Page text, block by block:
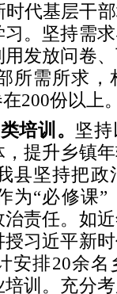
代基层干
。坚持需
发放问卷
所需所求，
200份以上
培训。 坚
提升乡镇
县坚持把政
为“必修课
责任。如
习近平新
安排20余
训。充分